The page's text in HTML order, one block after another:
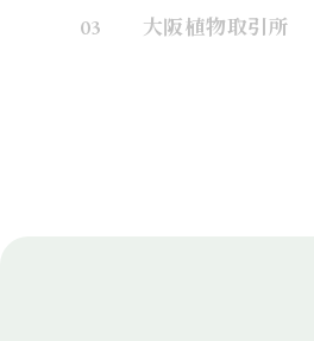
03 大阪植物取引所